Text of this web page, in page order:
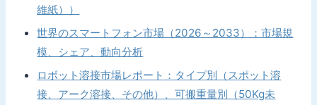
維紙））
世界のスマートフォン市場（2026～2033）：市場規
模、シェア、動向分析
ロボット溶接市場レポート：タイプ別（スポット溶
接、アーク溶接、その他）、可搬重量別（50Kg未